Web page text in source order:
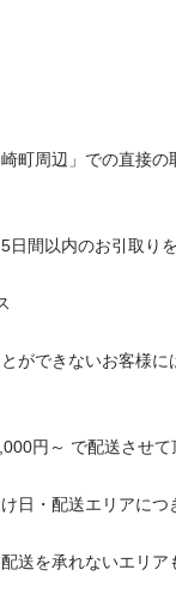
町周辺」での直接の
間以内のお引取り
ができないお客様に
円～ で配送させて
日・配送エリアにつ
を承れないエリア